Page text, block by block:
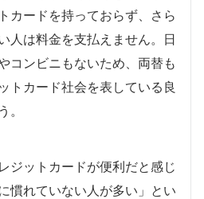
カードを持っておらず、さら
人は料金を支払えません。日
コンビニもないため、両替も
トカード社会を表している良
。
ジットカードが便利だと感じ
慣れていない人が多い」とい